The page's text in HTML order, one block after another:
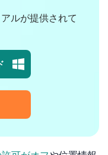
ルが提供されて